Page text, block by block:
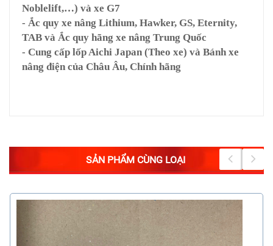
Noblelift,…) và xe G7
- Ắc quy xe nâng Lithium, Hawker, GS, Eternity,
TAB và Ắc quy hãng xe nâng Trung Quốc
- Cung cấp lốp Aichi Japan (Theo xe) và Bánh xe
nâng điện của Châu Âu, Chính hãng
SẢN PHẨM CÙNG LOẠI